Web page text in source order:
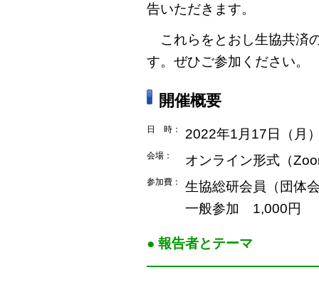
告いただきます。
これらをとおし生協共済
す。ぜひご参加ください。
開催概要
日 時： 2022年1月17日（月
会場： オンライン形式（
参加費：
生協総研会員（団体
一般参加 1,000円
● 報告者とテーマ